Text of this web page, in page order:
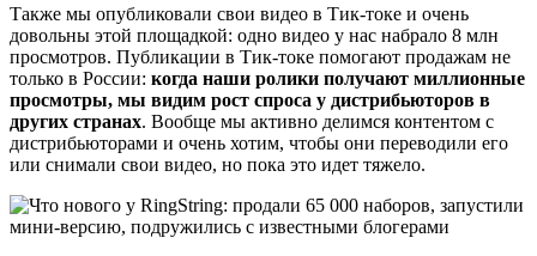
Также мы опубликовали свои видео в Тик-токе и очень
довольны этой площадкой: одно видео у нас набрало 8 млн
просмотров. Публикации в Тик-токе помогают продажам не
только в России: когда наши ролики получают миллионные
просмотры, мы видим рост спроса у дистрибьюторов в
других странах. Вообще мы активно делимся контентом с
дистрибьюторами и очень хотим, чтобы они переводили его
или снимали свои видео, но пока это идет тяжело.